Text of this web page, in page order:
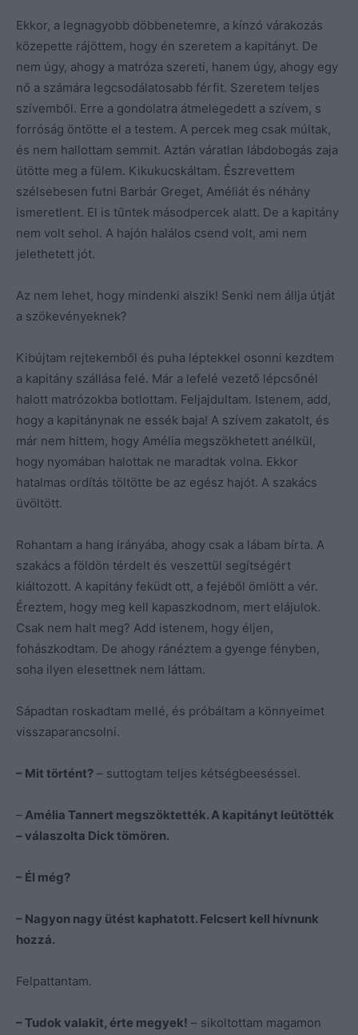
Ekkor, a legnagyobb döbbenetemre, a kínzó várakozás
közepette rájöttem, hogy én szeretem a kapitányt. De
nem úgy, ahogy a matróza szereti, hanem úgy, ahogy egy
nő a számára legcsodálatosabb férfit. Szeretem teljes
szívemből. Erre a gondolatra átmelegedett a szívem, s
forróság öntötte el a testem. A percek meg csak múltak,
és nem hallottam semmit. Aztán váratlan lábdobogás zaja
ütötte meg a fülem. Kikukucskáltam. Észrevettem
szélsebesen futni Barbár Greget, Améliát és néhány
ismeretlent. El is tűntek másodpercek alatt. De a kapitány
nem volt sehol. A hajón halálos csend volt, ami nem
jelethetett jót.
Az nem lehet, hogy mindenki alszik! Senki nem állja útját
a szökevényeknek?
Kibújtam rejtekemből és puha léptekkel osonni kezdtem
a kapitány szállása felé. Már a lefelé vezető lépcsőnél
halott matrózokba botlottam. Feljajdultam. Istenem, add,
hogy a kapitánynak ne essék baja! A szívem zakatolt, és
már nem hittem, hogy Amélia megszökhetett anélkül,
hogy nyomában halottak ne maradtak volna. Ekkor
hatalmas ordítás töltötte be az egész hajót. A szakács
üvöltött.
Rohantam a hang irányába, ahogy csak a lábam bírta. A
szakács a földön térdelt és veszettül segítségért
kiáltozott. A kapitány feküdt ott, a fejéből ömlött a vér.
Éreztem, hogy meg kell kapaszkodnom, mert elájulok.
Csak nem halt meg? Add istenem, hogy éljen,
fohászkodtam. De ahogy ránéztem a gyenge fényben,
soha ilyen elesettnek nem láttam.
Sápadtan roskadtam mellé, és próbáltam a könnyeimet
visszaparancsolni.
– Mit történt? – suttogtam teljes kétségbeeséssel.
– Amélia Tannert megszöktették. A kapitányt leütötték
– válaszolta Dick tömören.
– Él még?
– Nagyon nagy ütést kaphatott. Felcsert kell hívnunk
hozzá.
Felpattantam.
– Tudok valakit, érte megyek! – sikoltottam magamon